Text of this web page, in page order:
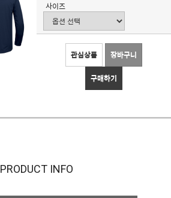
사이즈
관심상품 장바구니
구매하기
PRODUCT INFO